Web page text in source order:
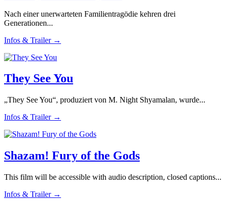
Nach einer unerwarteten Familientragödie kehren drei
Generationen...
Infos & Trailer →
They See You
„They See You“, produziert von M. Night Shyamalan, wurde...
Infos & Trailer →
Shazam! Fury of the Gods
This film will be accessible with audio description, closed captions...
Infos & Trailer →